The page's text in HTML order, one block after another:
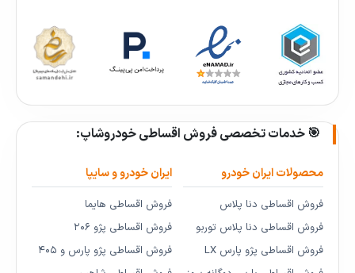
🎯 خدمات تخصصی فروش اقساطی خودروشاپ:
محصولات ایران خودرو
فروش اقساطی دنا پلاس
فروش اقساطی دنا پلاس توربو
فروش اقساطی پژو پارس LX
ایران خودرو و سایپا
فروش اقساطی هایما
فروش اقساطی پژو ۲۰۶
فروش اقساطی پژو پارس و ۴۰۵